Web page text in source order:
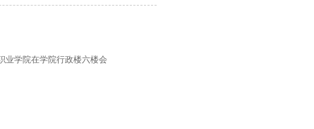
业学院在学院行政楼六楼会